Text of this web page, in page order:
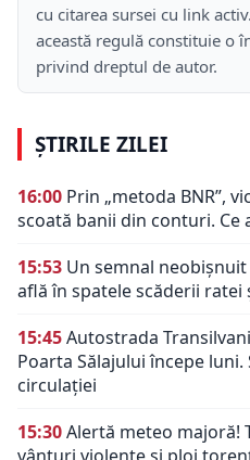
cu citarea sursei cu link
această regulă constituie o
privind dreptul de autor.
ȘTIRILE ZILEI
16:00 Prin „metoda BNR”,
scoată banii din conturi.
15:53 Un semnal
află în spatele scăderii ratei
15:45Autostrada
Poarta Sălajului începe
circulației
15:30Alertă meteo majoră!